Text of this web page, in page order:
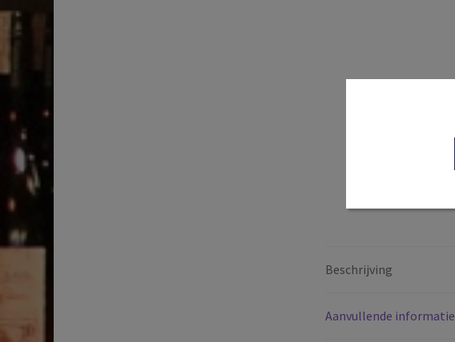
Beschrijving
Aanvullende informatie